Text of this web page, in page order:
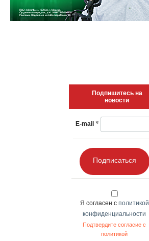
Подпишитесь на
новости
E-mail *
Подписаться
Я согласен с политикой
конфиденциальности
Подтвердите согласие с
политикой